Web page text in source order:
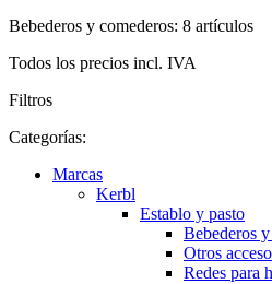
Bebederos y comederos: 8 artículos
Todos los precios incl. IVA
Filtros
Categorías:
Marcas
Kerbl
Establo y pasto
Bebederos
Otros
Redes para